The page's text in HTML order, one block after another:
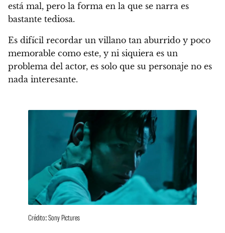
está mal, pero la forma en la que se narra es
bastante tediosa.
Es difícil recordar un villano tan aburrido y poco
memorable como este, y ni siquiera es un
problema del actor, es solo que su personaje no es
nada interesante.
Crédito: Sony Pictures